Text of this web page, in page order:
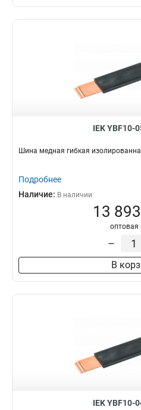
IEK YBF10-
Шина медная гибкая
Подробнее
Наличие: В наличии
13
оптовая
–
В
IEK YBF10-